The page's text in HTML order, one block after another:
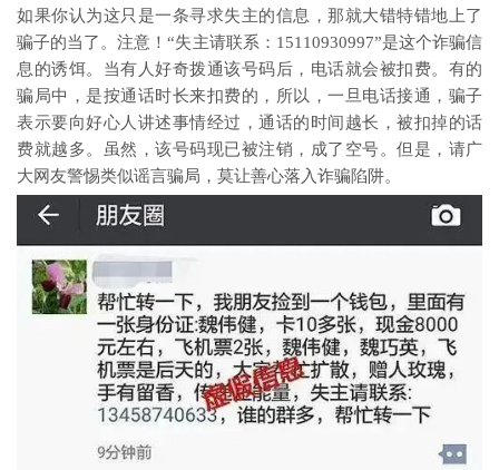
如果你认为这只是一条寻求失主的信息，那就大错特错地上了
骗子的当了。注意！“失主请联系：15110930997”是这个诈骗信
息的诱饵。当有人好奇拨通该号码后，电话就会被扣费。有的
骗局中，是按通话时长来扣费的，所以，一旦电话接通，骗子
表示要向好心人讲述事情经过，通话的时间越长，被扣掉的话
费就越多。虽然，该号码现已被注销，成了空号。但是，请广
大网友警惕类似谣言骗局，莫让善心落入诈骗陷阱。